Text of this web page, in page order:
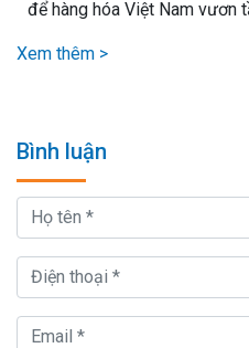
để hàng hóa Việt Nam vươn
tôi cam kết mang lại giải
Xem thêm >
Bình luận